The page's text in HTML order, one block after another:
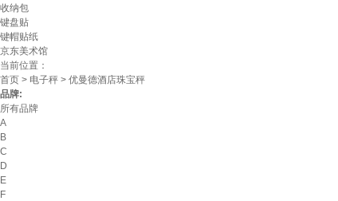
收纳包
键盘贴
键帽贴纸
京东美术馆
当前位置：
首页 > 电子秤 > 优曼德酒店珠宝秤
品牌:
所有品牌
A
B
C
D
E
F